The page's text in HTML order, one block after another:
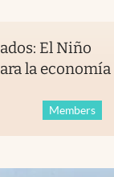
El Niño
la economía
Members